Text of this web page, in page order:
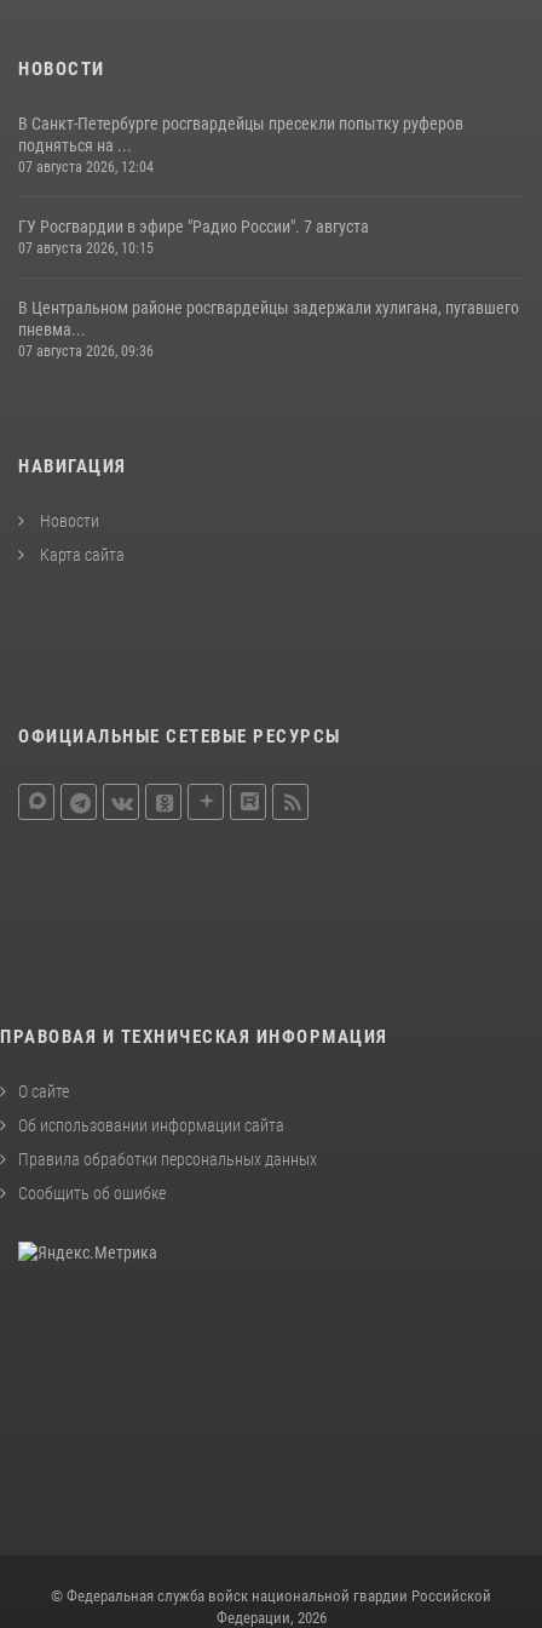
НОВОСТИ
В Санкт-Петербурге росгвардейцы пресекли попытку руферов
подняться на ...
07 августа 2026, 12:04
ГУ Росгвардии в эфире "Радио России". 7 августа
07 августа 2026, 10:15
В Центральном районе росгвардейцы задержали хулигана, пугавшего
пневма...
07 августа 2026, 09:36
НАВИГАЦИЯ
Новости
Карта сайта
ОФИЦИАЛЬНЫЕ СЕТЕВЫЕ РЕСУРСЫ
ПРАВОВАЯ И ТЕХНИЧЕСКАЯ ИНФОРМАЦИЯ
О сайте
Об использовании информации сайта
Правила обработки персональных данных
Сообщить об ошибке
© Федеральная служба войск национальной гвардии Российской
Федерации, 2026